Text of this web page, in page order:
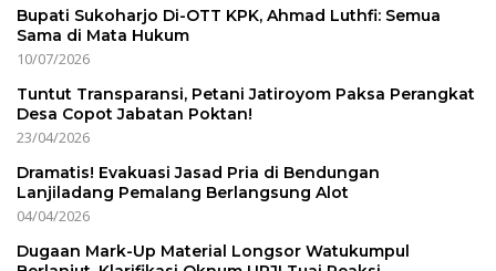
Bupati Sukoharjo Di-OTT KPK, Ahmad Luthfi: Semua
Sama di Mata Hukum
10/07/2026
Tuntut Transparansi, Petani Jatiroyom Paksa Perangkat
Desa Copot Jabatan Poktan!
23/04/2026
Dramatis! Evakuasi Jasad Pria di Bendungan
Lanjiladang Pemalang Berlangsung Alot
04/04/2026
Dugaan Mark-Up Material Longsor Watukumpul